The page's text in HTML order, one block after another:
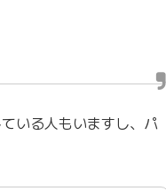
いる人もいますし、パ